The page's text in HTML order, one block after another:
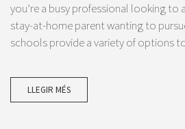
you’re a busy professional looking to
stay-at-home parent wanting to
schools provide a variety of options
LLEGIR MÉS